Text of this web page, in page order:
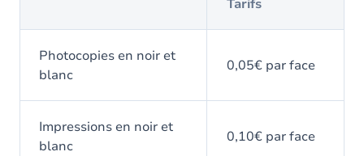
Tarifs
Photocopies en noir et
blanc
0,05€ par face
Impressions en noir et
blanc
0,10€ par face